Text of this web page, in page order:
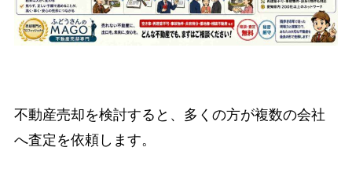
不動産売却を検討すると、多くの方が複数の会社
へ査定を依頼します。